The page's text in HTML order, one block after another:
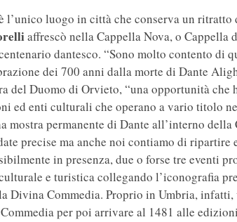
luogo in città che conserva un
affrescò nella Cappella Nova, o Cappella
dantesco. “Sono molto contento di
dei 700 anni dalla morte di Dante
del Duomo di Orvieto, “una opportunità che
ed enti culturali che operano a vario titolo
mostra permanente di Dante all’interno
precise ma anche noi contiamo di ripartire
in presenza, due o forse tre eventi
e turistica collegando l’iconografia
Divina Commedia. Proprio in Umbria, infatti,
per poi arrivare al 1481 alle